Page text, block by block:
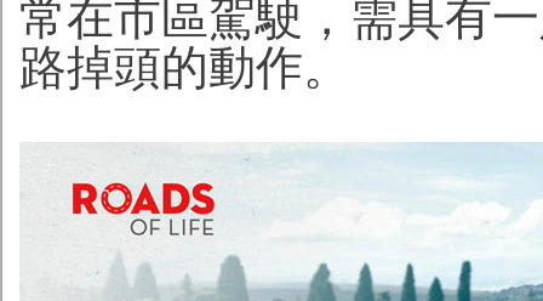
常在市區駕駛，需具有
路掉頭的動作。